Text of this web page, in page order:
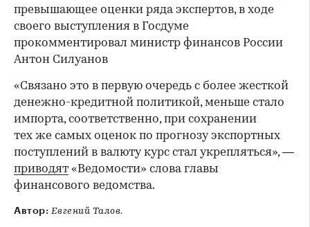
превышающее оценки ряда экспертов, в ходе
своего выступления в Госдуме
прокомментировал министр финансов России
Антон Силуанов
«Связано это в первую очередь с более жесткой
денежно-кредитной политикой, меньше стало
импорта, соответственно, при сохранении
тех же самых оценок по прогнозу экспортных
поступлений в валюту курс стал укрепляться», —
приводят «Ведомости» слова главы
финансового ведомства.
Автор: Евгений Талов.